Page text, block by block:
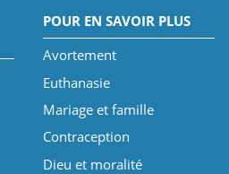
POUR EN SAVOIR PLUS
Avortement
Euthanasie
Mariage et famille
Contraception
Dieu et moralité